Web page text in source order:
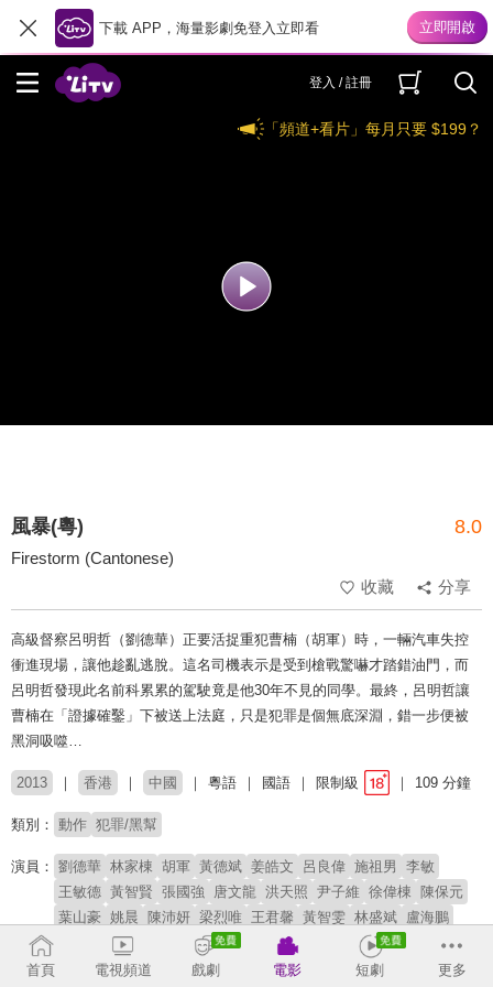
下載 APP，海量影劇免登入立即看
登入 / 註冊
「頻道+看片」每月只要 $199？
風暴(粵) 8.0
Firestorm (Cantonese)
收藏
分享
高級督察呂明哲（劉德華）正要活捉重犯曹楠（胡軍）時，一輛汽車失控
衝進現場，讓他趁亂逃脫。這名司機表示是受到槍戰驚嚇才踏錯油門，而
呂明哲發現此名前科累累的駕駛竟是他30年不見的同學。最終，呂明哲讓
曹楠在「證據確鑿」下被送上法庭，只是犯罪是個無底深淵，錯一步便被
黑洞吸噬…
2013 香港 中國 粵語 國語 限制級 109 分鐘
類別： 動作 犯罪/黑幫
演員： 劉德華 林家棟 胡軍 黃德斌 姜皓文 呂良偉 施祖男
李敏
王敏德 黃智賢 張國強 唐文龍 洪天照 尹子維 徐偉棟
陳保元
葉山豪 姚晨 陳沛妍 梁烈唯 王君馨 黃智雯 林盛斌 盧海鵬
王祖藍 冼色麗 徐家傑 周子揚
首頁 電視頻道 戲劇 電影 短劇 更多